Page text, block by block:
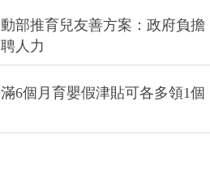
部推育兒友善方案：政府負擔
人力
6個月育嬰假津貼可各多領1個